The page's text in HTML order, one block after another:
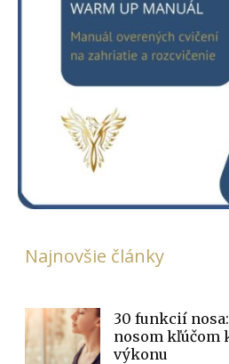
Najnovšie články
30 funkcií
nosom kľúčom
výkonu